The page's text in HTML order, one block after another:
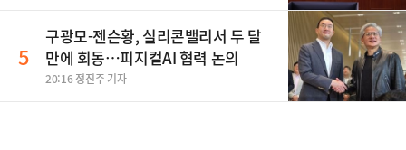
5
구광모-젠슨황, 실리콘밸리서 두 달
만에 회동…피지컬AI 협력 논의
20:16 정진주 기자